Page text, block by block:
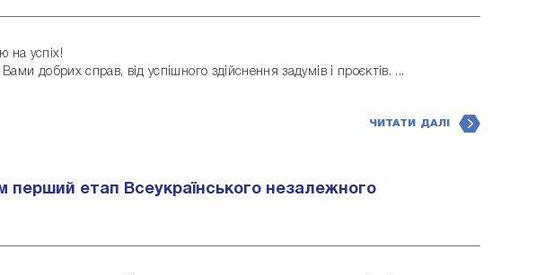
на успіх!
добрих справ, від успішного здійснення задумів і проєктів. ...
ЧИТАТИ ДАЛІ
перший етап Всеукраїнського незалежного